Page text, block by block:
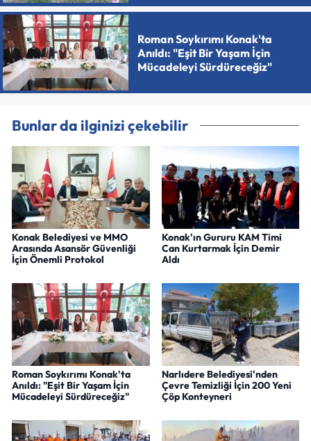
Roman Soykırımı Konak'ta
Anıldı: "Eşit Bir Yaşam İçin
Mücadeleyi Sürdüreceğiz"
Bunlar da ilginizi çekebilir
Konak Belediyesi ve MMO
Arasında Asansör Güvenliği
İçin Önemli Protokol
Konak'ın Gururu KAM Timi
Can Kurtarmak İçin Demir
Aldı
Roman Soykırımı Konak'ta
Anıldı: "Eşit Bir Yaşam İçin
Mücadeleyi Sürdüreceğiz"
Narlıdere Belediyesi'nden
Çevre Temizliği İçin 200 Yeni
Çöp Konteyneri